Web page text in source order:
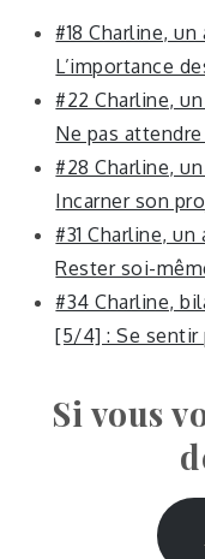
#18 Charline,
L’importance
#22 Charline,
Ne pas
#28 Charline,
Incarner son
#31 Charline,
Rester soi-
#34 Charline,
[5/4] : Se sentir
Si vous